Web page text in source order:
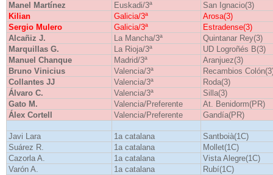
Manel Martínez
Euskadi/3ª
San Ignacio(3)
Kilian
Galicia/3ª
Arosa(3)
Sergio Mulero
Galicia/3ª
Estradense(3)
Alcañiz J.
La Mancha/3ª
Quintanar Rey(3)
Marquillas G.
La Rioja/3ª
UD Logroñés B(3)
Manuel Chanque
Madrid/3ª
Aranjuez(3)
Bruno Vinicius
Valencia/3ª
Recambios
Collantes JJ
Valencia/3ª
Roda(3)
Álvaro C.
Valencia/3ª
Silla(3)
Gato M.
Valencia/Preferente
At. Benidorm(PR)
Álex Cortell
Valencia/Preferente Gandía(PR)
Javi Lara 1a catalana
Santboià(1C)
Suárez R.
1a catalana
Mollet(1C)
Cazorla A.
1a catalana
Vista Alegre(1C)
Varón A.
1a catalana
Rubí(1C)